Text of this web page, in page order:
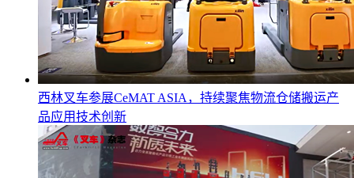
西林叉车参展CeMAT ASIA，持续聚焦物流仓储搬运产
品应用技术创新